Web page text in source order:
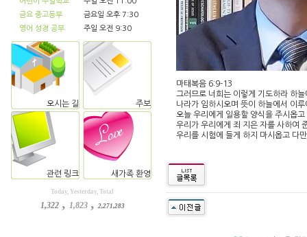
금요 중고등부
금요일 오후 7:30
영어 성경 공부
주일 오전 9:30
오시는 길 주보
관련 링크 새가족 환영
Today, Yesterday, Total
1,322, 1,823, 2,271,283
마태복음 6:9-13
그러므로 너희는 이렇게 기도하라 하
나라가 임하시오며 뜻이 하늘에서 이
오늘 우리에게 일용할 양식을 주시옵고
우리가 우리에게 죄 지은 자를 사하여
우리를 시험에 들게 하지 마시옵고 다